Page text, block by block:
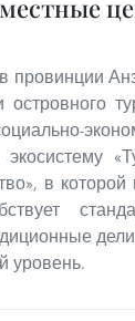
провинции
островного
экосистему
в
уровень.